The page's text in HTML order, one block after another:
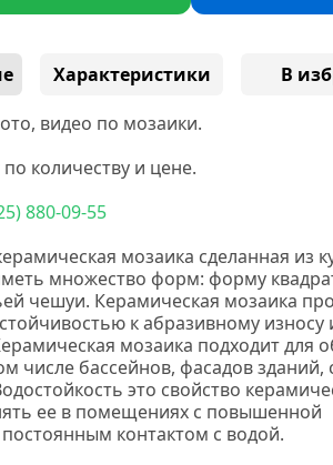
Характеристики
В
видео по мозаики.
количеству и цене.
) 880-09-55
мозаика сделанная из
множество форм: форму
чешуи. Керамическая мозаика
к абразивному
мозаика подходит для
числе бассейнов, фасадов
это свойство
ее в помещениях с повышенной
контактом с водой.